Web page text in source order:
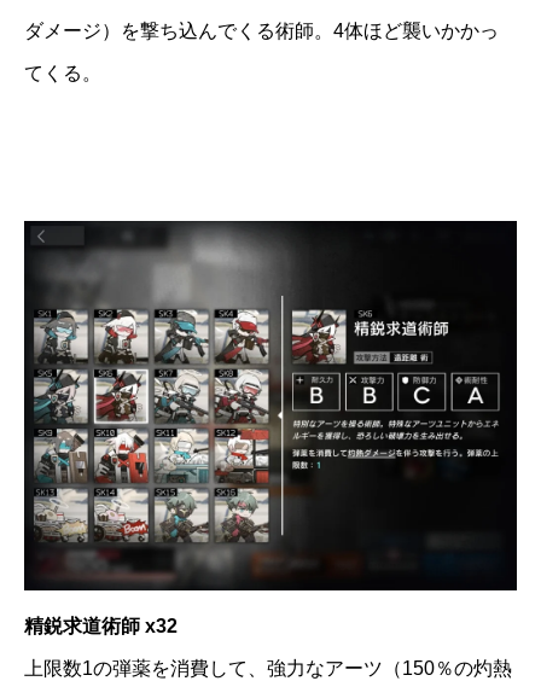
ダメージ）を撃ち込んでくる術師。4体ほど襲いかかっ
てくる。
精鋭求道術師 x32
上限数1の弾薬を消費して、強力なアーツ（150％の灼熱